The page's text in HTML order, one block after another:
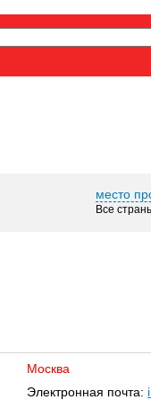
место
Все
Москва
Электронная почта: